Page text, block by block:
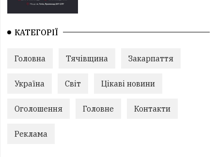
КАТЕГОРІЇ
Головна Тячівщина Закарпаття
Україна Світ Цікаві новини
Оголошення Головне Контакти
Реклама